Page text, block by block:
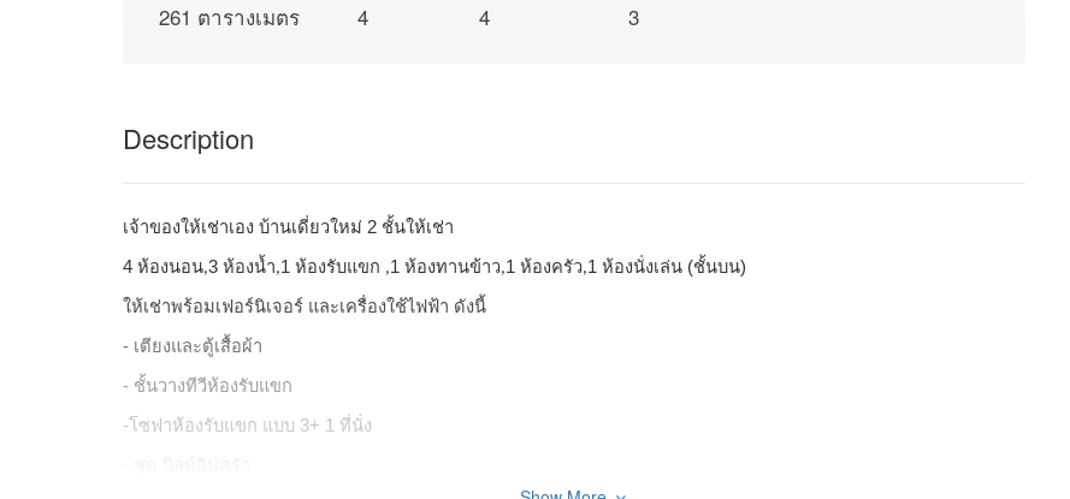
261 ตารางเมตร
4
4
3
Description
เจ้าของให้เช่าเอง บ้านเดี่ยวใหม่ 2 ชั้นให้เช่า
4 ห้องนอน,3 ห้องน้ำ,1 ห้องรับแขก ,1 ห้องทานข้าว,1 ห้องครัว,1 ห้องนั่งเล่น (ชั้นบน)
ให้เช่าพร้อมเฟอร์นิเจอร์ และเครื่องใช้ไฟฟ้า ดังนี้
- เตียงและตู้เสื้อผ้า
- ชั้นวางทีวีห้องรับแขก
-โซฟาห้องรับแขก แบบ 3+ 1 ที่นั่ง